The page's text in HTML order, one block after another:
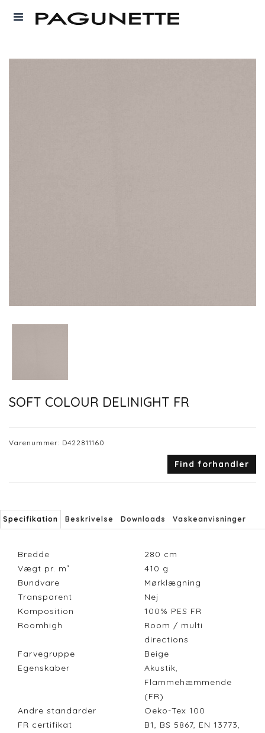
SOFT COLOUR DELINIGHT FR
Varenummer: D422811160
Find forhandler
Specifikation Beskrivelse Downloads Vaskeanvisninger
Bredde 280 cm
Vægt pr. m²
410 g
Bundvare
Mørklægning
Transparent
Nej
Komposition
100% PES FR
Roomhigh
Room / multi
directions
Farvegruppe
Beige
Egenskaber
Akustik,
Flammehæmmende
(FR)
Andre standarder
Oeko-Tex 100
FR certifikat
B1, BS 5867, EN 13773,